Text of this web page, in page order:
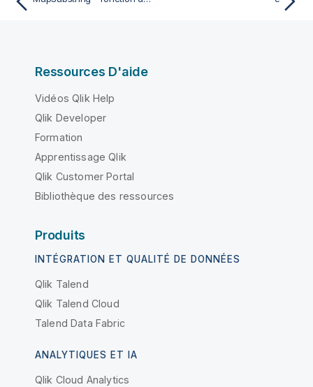
Ressources D'aide
Vidéos Qlik Help
Qlik Developer
Formation
Apprentissage Qlik
Qlik Customer Portal
Bibliothèque des ressources
Produits
INTÉGRATION ET QUALITÉ DE DONNÉES
Qlik Talend
Qlik Talend Cloud
Talend Data Fabric
ANALYTIQUES ET IA
Qlik Cloud Analytics